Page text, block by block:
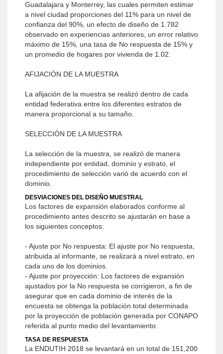
Guadalajara y Monterrey, las cuales permiten estimar
a nivel ciudad proporciones del 11% para un nivel de
confianza del 90%, un efecto de diseño de 1.782
observado en experiencias anteriores, un error relativo
máximo de 15%, una tasa de No respuesta de 15% y
un promedio de hogares por vivienda de 1.02.
AFIJACIÓN DE LA MUESTRA
La afijación de la muestra se realizó dentro de cada
entidad federativa entre los diferentes estratos de
manera proporcional a su tamaño.
SELECCIÓN DE LA MUESTRA
La selección de la muestra, se realizó de manera
independiente por entidad, dominio y estrato, el
procedimiento de selección varió de acuerdo con el
dominio.
DESVIACIONES DEL DISEÑO MUESTRAL
Los factores de expansión elaborados conforme al
procedimiento antes descrito se ajustarán en base a
los siguientes conceptos:
- Ajuste por No respuesta: El ajuste por No respuesta,
atribuida al informante, se realizará a nivel estrato, en
cada uno de los dominios.
- Ajuste por proyección: Los factores de expansión
ajustados por la No respuesta se corrigieron, a fin de
asegurar que en cada dominio de interés de la
encuesta se obtenga la población total determinada
por la proyección de población generada por CONAPO
referida al punto medio del levantamiento.
TASA DE RESPUESTA
La ENDUTIH 2018 se levantará en un total de 151,200